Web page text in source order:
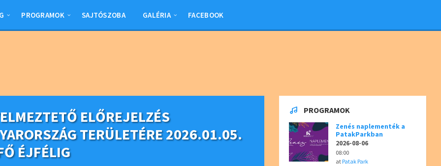
PROGRAMOK SAJTÓSZOBA GALÉRIA FACEBOOK
ELŐREJELZÉS
TERÜLETÉRE 2026.01.05.
ÉJFÉLIG
PROGRAMOK
Zenés naplementék a
PatakParkban
2026-08-06
08:00
atPatak Park